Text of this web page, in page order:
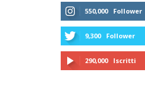
550,000 Follower
9,300 Follower
290,000 Iscritti